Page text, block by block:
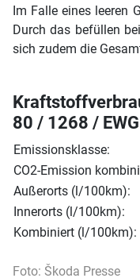
Im Falle eines leeren
Durch das befüllen
sich zudem die
80 / 1268 /
Emissionsklasse:
CO2-Emission
Außerorts (l/100km):
Innerorts (l/100km):
Kombiniert (l/100km):
Foto: Škoda Presse